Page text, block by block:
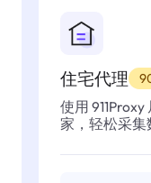
住宅代理
使用
家，轻松采集